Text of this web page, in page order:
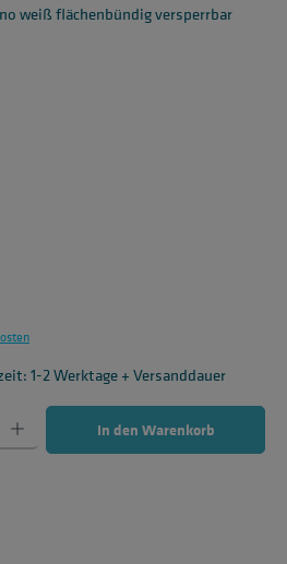
1-2 Werktage + Versanddauer
Wert ein oder benutze die Schaltflächen um
In den Warenkorb